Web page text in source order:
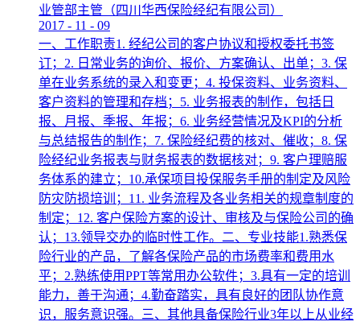
业管部主管（四川华西保险经纪有限公司）
2017 - 11 - 09
一、工作职责1. 经纪公司的客户协议和授权委托书签
订；2. 日常业务的询价、报价、方案确认、出单；3. 保
单在业务系统的录入和变更；4. 投保资料、业务资料、
客户资料的管理和存档；5. 业务报表的制作，包括日
报、月报、季报、年报；6. 业务经营情况及KPI的分析
与总结报告的制作；7. 保险经纪费的核对、催收；8. 保
险经纪业务报表与财务报表的数据核对；9. 客户理赔服
务体系的建立；10.承保项目投保服务手册的制定及风险
防灾防损培训；11. 业务流程及各业务相关的规章制度的
制定；12. 客户保险方案的设计、审核及与保险公司的确
认；13.领导交办的临时性工作。二、专业技能1.熟悉保
险行业的产品，了解各保险产品的市场费率和费用水
平；2.熟练使用PPT等常用办公软件；3.具有一定的培训
能力，善于沟通；4.勤奋踏实，具有良好的团队协作意
识，服务意识强。三、其他具备保险行业3年以上从业经